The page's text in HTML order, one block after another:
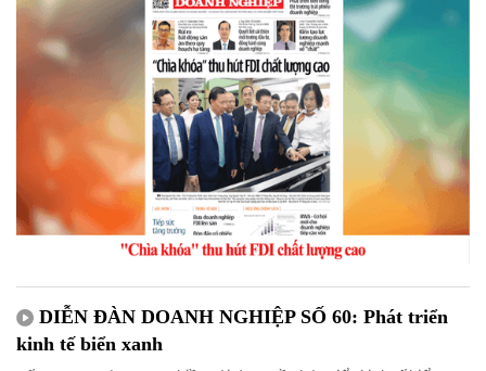
DIỄN ĐÀN DOANH NGHIỆP SỐ 60: Phát triển
kinh tế biển xanh